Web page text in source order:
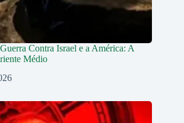
Contra Israel e a América: A
Médio